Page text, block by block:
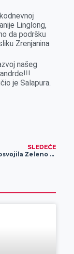
Linglong,
da podršku
Zrenjanina
našeg
je Salapura.
SLEDEĆE
„Kruna“ osvojila Zeleno polje